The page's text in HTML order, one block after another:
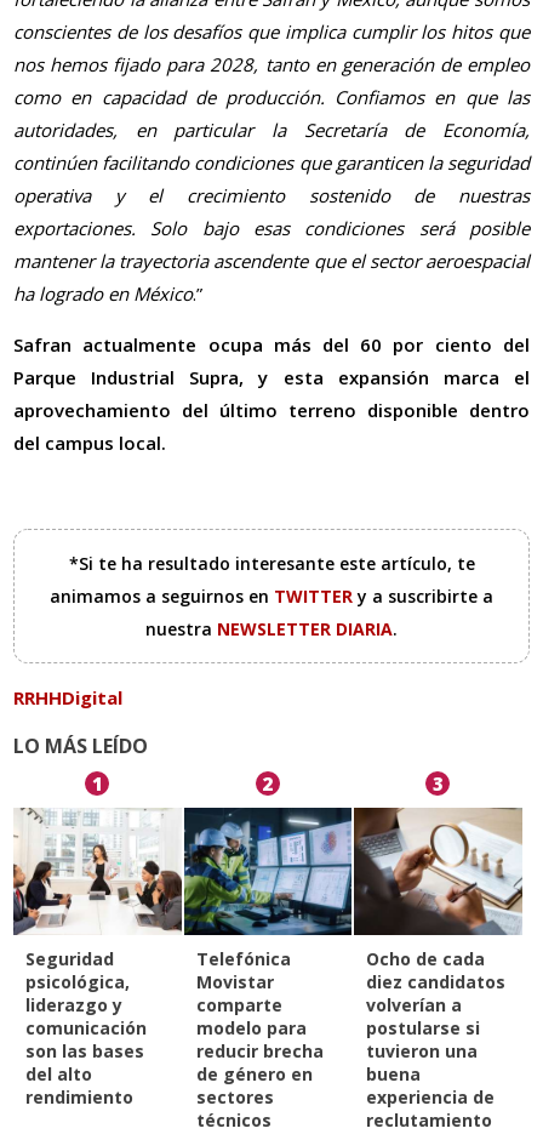
conscientes de los desafíos que implica cumplir los hitos que
nos hemos fijado para 2028, tanto en generación de empleo
como en capacidad de producción. Confiamos en que las
autoridades, en particular la Secretaría de Economía,
continúen facilitando condiciones que garanticen la seguridad
operativa y el crecimiento sostenido de nuestras
exportaciones. Solo bajo esas condiciones será posible
mantener la trayectoria ascendente que el sector aeroespacial
ha logrado en México.”
Safran actualmente ocupa más del 60 por ciento del
Parque Industrial Supra, y esta expansión marca el
aprovechamiento del último terreno disponible dentro
del campus local.
*Si te ha resultado interesante este artículo, te
animamos a seguirnos en TWITTERy a suscribirte a
nuestra NEWSLETTER DIARIA.
RRHHDigital
LO MÁS LEÍDO
1
Seguridad
psicológica,
liderazgo y
comunicación
son las bases
del alto
rendimiento
2
Telefónica
Movistar
comparte
modelo para
reducir brecha
de género en
sectores
técnicos
3
Ocho de cada
diez candidatos
volverían a
postularse si
tuvieron una
buena
experiencia de
reclutamiento